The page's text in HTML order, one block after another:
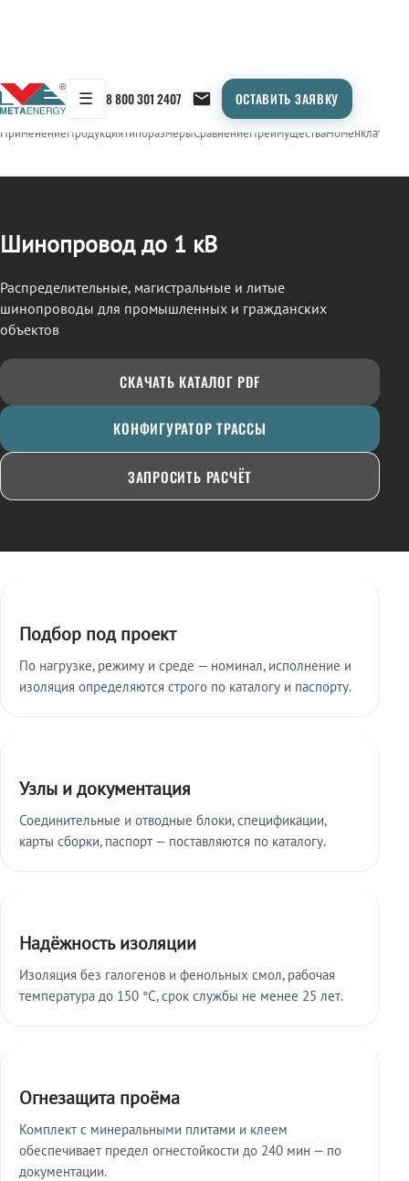
☰ 8 800 301 2407 ОСТАВИТЬ ЗАЯВКУ
← Продукция/ШИНОПРОВОД
ПрименениеПродукцияТипоразмерыСравнениеПреимуществаНоменклатура
Шинопровод до 1 кВ
Распределительные, магистральные и литые
шинопроводы для промышленных и гражданских
объектов
СКАЧАТЬ КАТАЛОГ PDF
КОНФИГУРАТОР ТРАССЫ
ЗАПРОСИТЬ РАСЧЁТ
Подбор под проект
По нагрузке, режиму и среде — номинал, исполнение и
изоляция определяются строго по каталогу и паспорту.
Узлы и документация
Соединительные и отводные блоки, спецификации,
карты сборки, паспорт — поставляются по каталогу.
Надёжность изоляции
Изоляция без галогенов и фенольных смол, рабочая
температура до 150 °C, срок службы не менее 25 лет.
Огнезащита проёма
Комплект с минеральными плитами и клеем
обеспечивает предел огнестойкости до 240 мин — по
документации.